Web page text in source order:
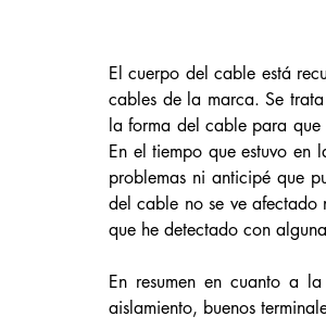
El cuerpo del cable está
cables de la marca. Se
la forma del cable para
En el tiempo que estuvo en
problemas ni anticipé que
del cable no se ve afectado
que he detectado con
En resumen en cuanto a la
aislamiento, buenos